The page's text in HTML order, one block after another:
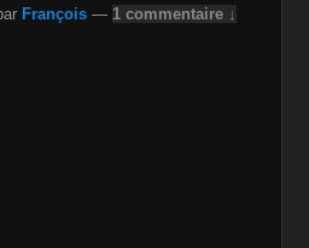
François — 1 commentaire ↓